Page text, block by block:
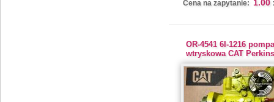
Cena na zapytanie: 1.00
OR-4541 6I-1216 pompa
wtryskowa CAT Perkins